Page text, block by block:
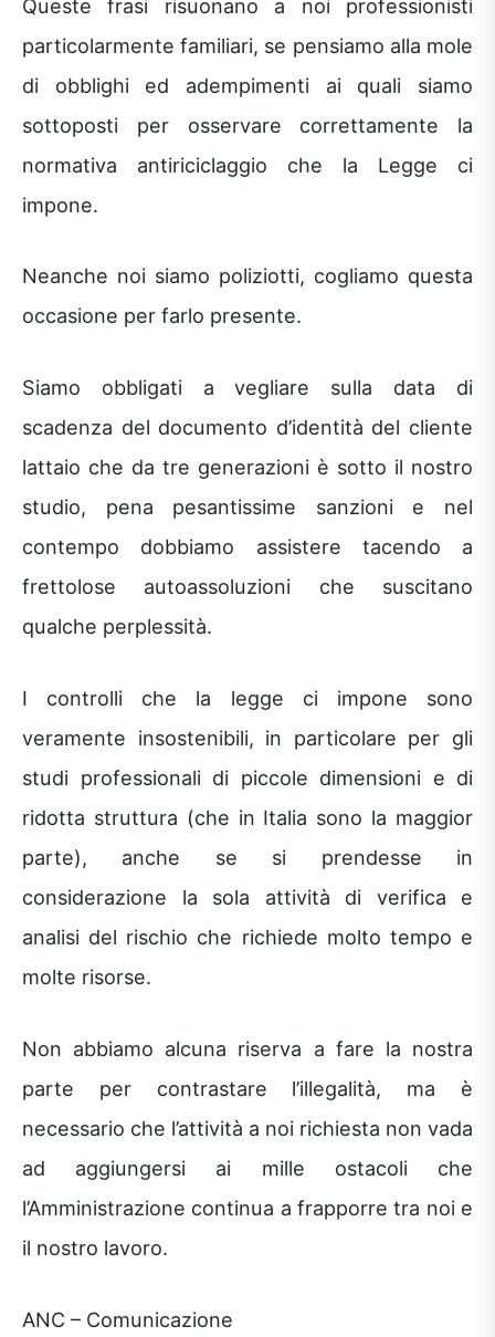
Queste frasi risuonano a noi professionisti
particolarmente familiari, se pensiamo alla mole
di obblighi ed adempimenti ai quali siamo
sottoposti per osservare correttamente la
normativa antiriciclaggio che la Legge ci
impone.
Neanche noi siamo poliziotti, cogliamo questa
occasione per farlo presente.
Siamo obbligati a vegliare sulla data di
scadenza del documento d’identità del cliente
lattaio che da tre generazioni è sotto il nostro
studio, pena pesantissime sanzioni e nel
contempo dobbiamo assistere tacendo a
frettolose autoassoluzioni che suscitano
qualche perplessità.
I controlli che la legge ci impone sono
veramente insostenibili, in particolare per gli
studi professionali di piccole dimensioni e di
ridotta struttura (che in Italia sono la maggior
parte), anche se si prendesse in
considerazione la sola attività di verifica e
analisi del rischio che richiede molto tempo e
molte risorse.
Non abbiamo alcuna riserva a fare la nostra
parte per contrastare l’illegalità, ma è
necessario che l’attività a noi richiesta non vada
ad aggiungersi ai mille ostacoli che
l’Amministrazione continua a frapporre tra noi e
il nostro lavoro.
ANC – Comunicazione